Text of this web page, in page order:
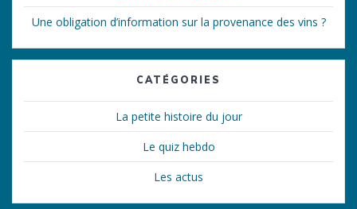
Une obligation d’information sur la provenance des vins ?
CATÉGORIES
La petite histoire du jour
Le quiz hebdo
Les actus